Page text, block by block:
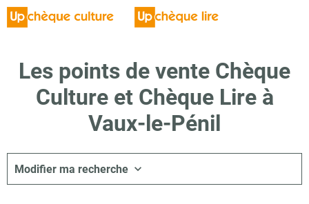
Les points de vente Chèque
Culture et Chèque Lire à
Vaux-le-Pénil
Modifier ma recherche